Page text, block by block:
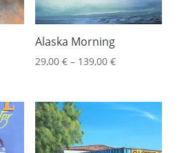
Alaska Morning
29,00 €– 139,00 €